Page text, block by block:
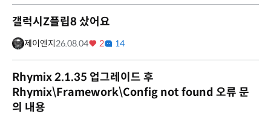
갤럭시Z플립8 샀어요
제이엔지26.08.04 2 14
Rhymix 2.1.35 업그레이드 후
Rhymix\Framework\Config not found 오류 문
의 내용